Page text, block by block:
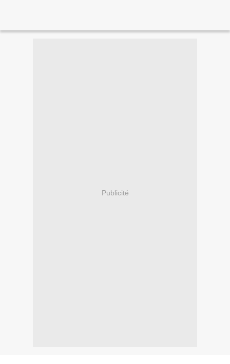
Publicité